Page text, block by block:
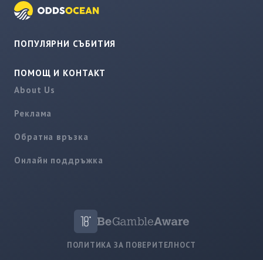
ПОПУЛЯРНИ СЪБИТИЯ
ПОМОЩ И КОНТАКТ
About Us
Реклама
Обратна връзка
Онлайн поддръжка
ПОЛИТИКА ЗА ПОВЕРИТЕЛНОСТ